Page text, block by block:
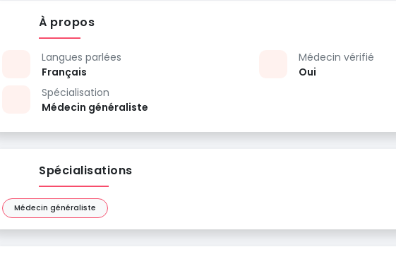
À propos
Langues parlées
Français
Spécialisation
Médecin généraliste
Médecin vérifié
Oui
Spécialisations
Médecin généraliste